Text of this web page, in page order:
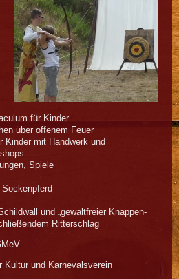
für Kinder
über offenem Feuer
Kinder mit Handwerk und
Spiele
und „gewaltfreier Knappen-
Ritterschlag
Kultur und Karnevalsverein